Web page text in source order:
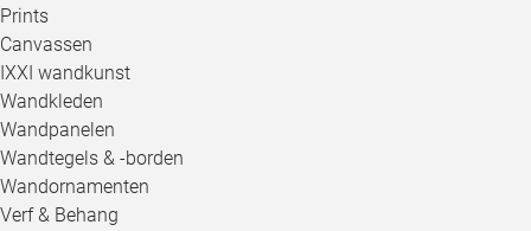
Prints
Canvassen
IXXI wandkunst
Wandkleden
Wandpanelen
Wandtegels & -borden
Wandornamenten
Verf & Behang